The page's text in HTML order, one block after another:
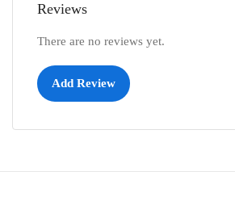
Reviews
There are no reviews yet.
Add Review